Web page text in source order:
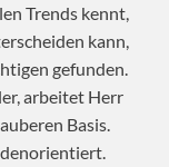
Trends kennt,
kann,
gefunden.
arbeitet Herr
Basis.